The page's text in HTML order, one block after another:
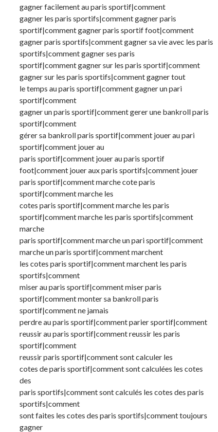
gagner facilement au paris sportif|comment
gagner les paris sportifs|comment gagner paris
sportif|comment gagner paris sportif foot|comment
gagner paris sportifs|comment gagner sa vie avec les paris
sportifs|comment gagner ses paris
sportif|comment gagner sur les paris sportif|comment
gagner sur les paris sportifs|comment gagner tout
le temps au paris sportif|comment gagner un pari
sportif|comment
gagner un paris sportif|comment gerer une bankroll paris
sportif|comment
gérer sa bankroll paris sportif|comment jouer au pari
sportif|comment jouer au
paris sportif|comment jouer au paris sportif
foot|comment jouer aux paris sportifs|comment jouer
paris sportif|comment marche cote paris
sportif|comment marche les
cotes paris sportif|comment marche les paris
sportif|comment marche les paris sportifs|comment
marche
paris sportif|comment marche un pari sportif|comment
marche un paris sportif|comment marchent
les cotes paris sportif|comment marchent les paris
sportifs|comment
miser au paris sportif|comment miser paris
sportif|comment monter sa bankroll paris
sportif|comment ne jamais
perdre au paris sportif|comment parier sportif|comment
reussir au paris sportif|comment reussir les paris
sportif|comment
reussir paris sportif|comment sont calculer les
cotes de paris sportif|comment sont calculées les cotes
des
paris sportifs|comment sont calculés les cotes des paris
sportifs|comment
sont faites les cotes des paris sportifs|comment toujours
gagner